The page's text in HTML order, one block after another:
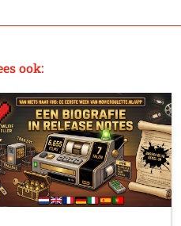
ook: